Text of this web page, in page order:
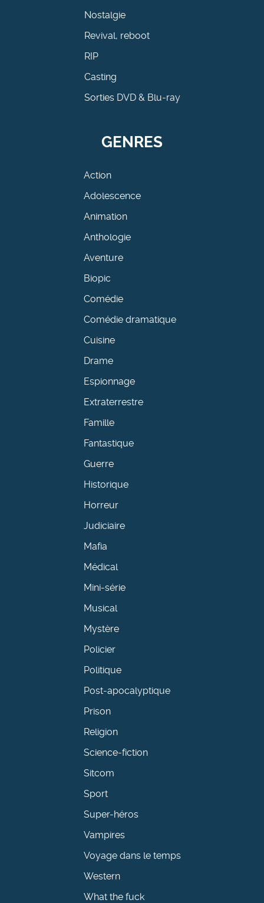
Nostalgie
Revival, reboot
RIP
Casting
Sorties DVD & Blu-ray
GENRES
Action
Adolescence
Animation
Anthologie
Aventure
Biopic
Comédie
Comédie dramatique
Cuisine
Drame
Espionnage
Extraterrestre
Famille
Fantastique
Guerre
Historique
Horreur
Judiciaire
Mafia
Médical
Mini-série
Musical
Mystère
Policier
Politique
Post-apocalyptique
Prison
Religion
Science-fiction
Sitcom
Sport
Super-héros
Vampires
Voyage dans le temps
Western
What the fuck